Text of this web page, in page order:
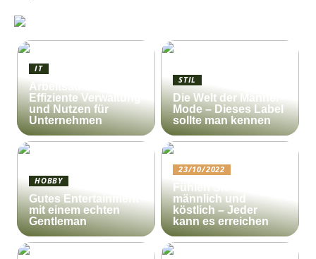
IT
Arbeitsauftrag:
Effiziente Verwaltung
und Nutzen für
Unternehmen
STIL
Die Welt der Männer-
Mode – Dieses Label
sollte man kennen
HOBBY
Gutes Entertainment
mit einem echten
Gentleman
23/10/2022
Fühlen Sie sich
männlich und
köstlich – Jeder
kann es erreichen